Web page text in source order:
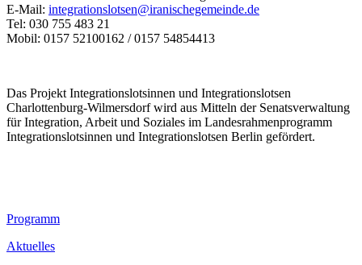
E-Mail: integrationslotsen@iranischegemeinde.de
Tel: 030 755 483 21
Mobil: 0157 52100162 / 0157 54854413
Das Projekt Integrationslotsinnen und Integrationslotsen
Charlottenburg-Wilmersdorf wird aus Mitteln der Senatsverwaltung
für Integration, Arbeit und Soziales im Landesrahmenprogramm
Integrationslotsinnen und Integrationslotsen Berlin gefördert.
Footer
Inhalt
Programm
Aktuelles